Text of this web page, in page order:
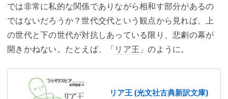
では非常に私的な関係でありながら相和す部分があるの
ではないだろうか？世代交代という観点から見れば、上
の世代と下の世代が対抗しあっている限り、悲劇の幕が
開きかねない。たとえば、「 リア王 」のように。
リア王 (光文社古典新訳文庫)